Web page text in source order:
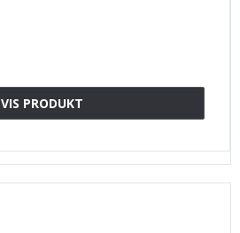
VIS PRODUKT